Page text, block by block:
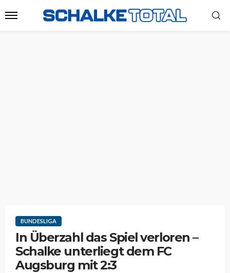
BUNDESLIGA
In Überzahl das Spiel verloren –
Schalke unterliegt dem FC
Augsburg mit 2:3